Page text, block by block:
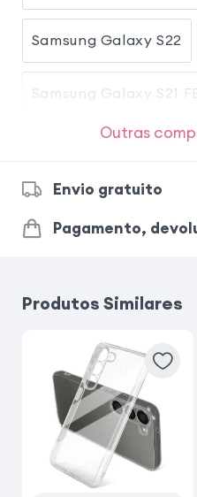
Samsung Galaxy S22
Samsung Galaxy S21
Samsung Galaxy A52s
Samsung Galaxy A40
Samsung Galaxy A52
Samsung Galaxy A13
Samsung Galaxy A41
Google Pixel 7a
Outras
Envio gratuito
Pagamento,
Produtos Similares